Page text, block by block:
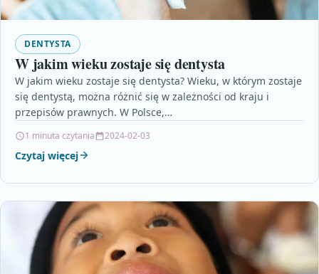
DENTYSTA
W jakim wieku zostaje się dentysta
W jakim wieku zostaje się dentysta? Wieku, w którym zostaje
się dentystą, można różnić się w zależności od kraju i
przepisów prawnych. W Polsce,…
1 minuta czytania 2024-02-03
Czytaj więcej